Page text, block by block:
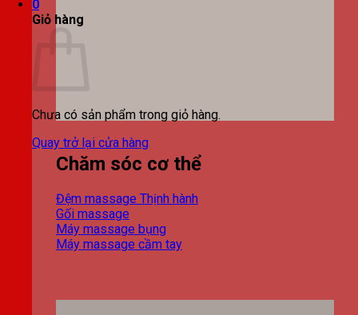
0
Giỏ hàng
Chưa có sản phẩm trong giỏ hàng.
Quay trở lại cửa hàng
Chăm sóc cơ thể
Đệm massage
Gối massage
Máy massage bụng
Máy massage cầm tay